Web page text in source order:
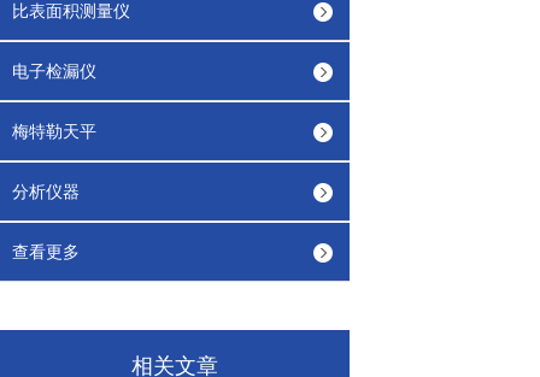
比表面积测量仪
电子检漏仪
梅特勒天平
分析仪器
查看更多
相关文章